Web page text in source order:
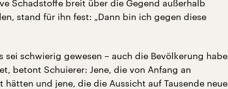
Schadstoffe breit über die Gegend außerhalb
stand für ihn fest: „Dann bin ich gegen diese
sei schwierig gewesen – auch die Bevölkerung habe
betont Schuierer: Jene, die von Anfang an
hätten und jene, die die Aussicht auf Tausende neue